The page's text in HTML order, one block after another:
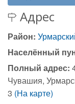
Адрес
Район:
Населённый
Полный адрес:
Чувашия,
3 (На карте)